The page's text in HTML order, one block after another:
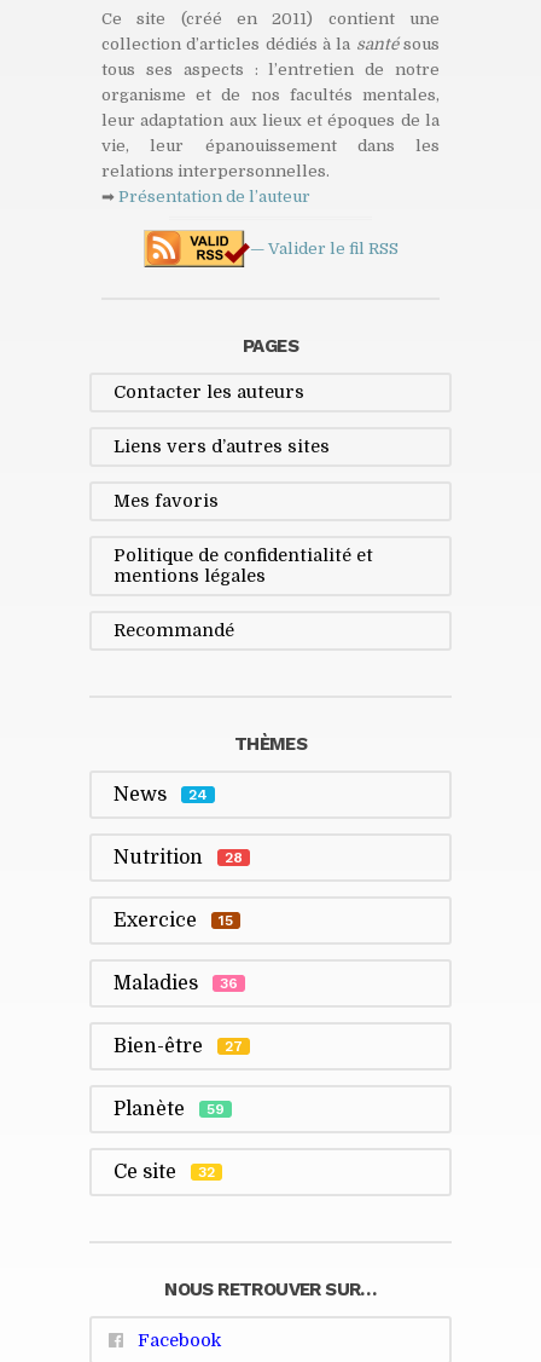
Ce site (créé en 2011) contient une
collection d’articles dédiés à la santésous
tous ses aspects : l’entretien de notre
organisme et de nos facultés mentales,
leur adaptation aux lieux et époques de la
vie, leur épanouissement dans les
relations interpersonnelles.
➡ Présentation de l’auteur
— Valider le fil RSS
PAGES
Contacter les auteurs
Liens vers d’autres sites
Mes favoris
Politique de confidentialité et
mentions légales
Recommandé
THÈMES
News 24
Nutrition 28
Exercice 15
Maladies 36
Bien-être 27
Planète 59
Ce site 32
NOUS RETROUVER SUR…
Facebook